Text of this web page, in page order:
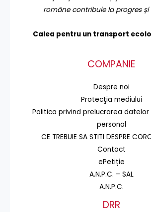
române contribuie la progres și
Calea pentru un transport
COMPANIE
Despre noi
Protecţia mediului
Politica privind prelucrarea
personal
CE TREBUIE SA STITI DESPRE
Contact
ePetiție
A.N.P.C. – SAL
A.N.P.C.
DRR